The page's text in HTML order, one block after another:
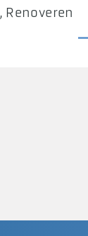
Renoveren